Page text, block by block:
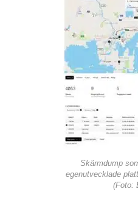
Skärmdump
egenutvecklade
(Foto: